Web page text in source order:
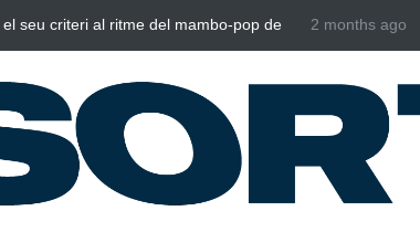
seu criteri al ritme del mambo-pop de
Poggioli i Meri
2 months ago